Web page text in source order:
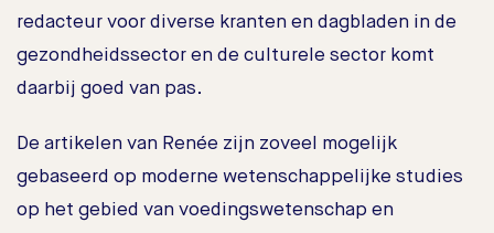
redacteur voor diverse kranten en dagbladen in de
gezondheidssector en de culturele sector komt
daarbij goed van pas.
De artikelen van Renée zijn zoveel mogelijk
gebaseerd op moderne wetenschappelijke studies
op het gebied van voedingswetenschap en